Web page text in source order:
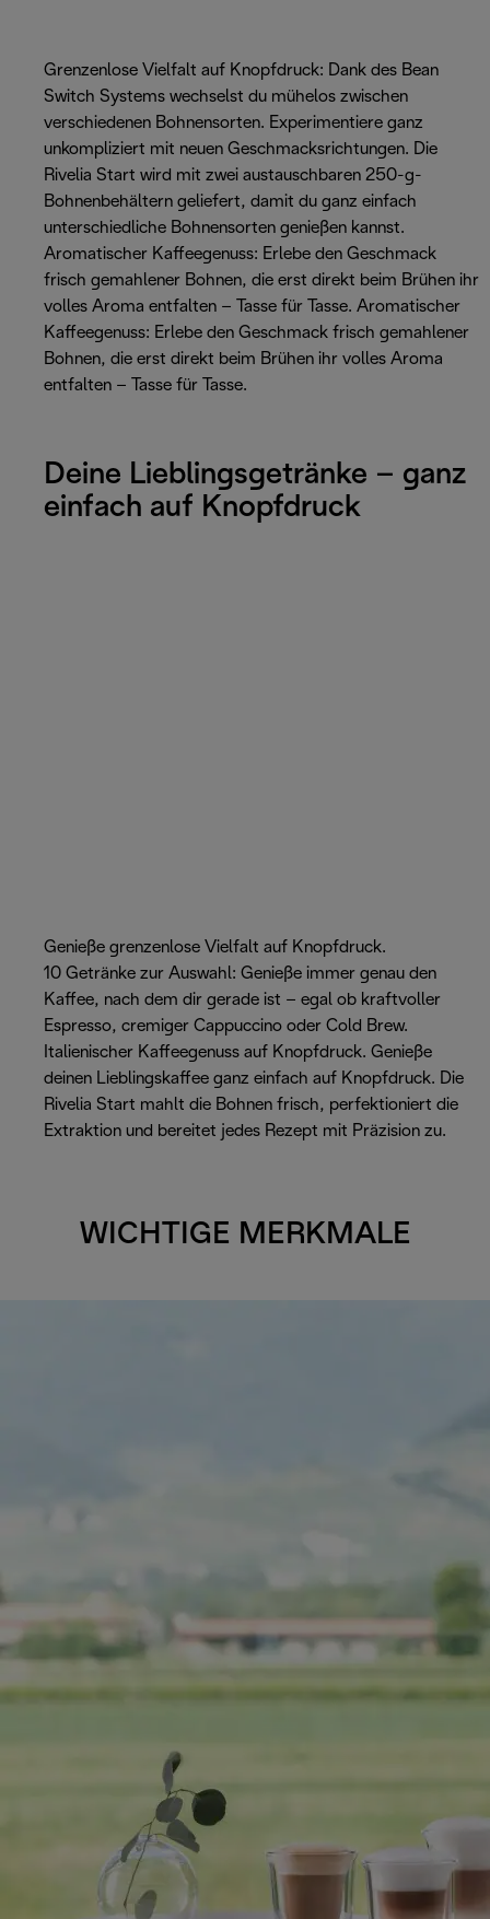
Grenzenlose Vielfalt auf Knopfdruck: Dank des Bean
Switch Systems wechselst du mühelos zwischen
verschiedenen Bohnensorten. Experimentiere ganz
unkompliziert mit neuen Geschmacksrichtungen. Die
Rivelia Start wird mit zwei austauschbaren 250-g-
Bohnenbehältern geliefert, damit du ganz einfach
unterschiedliche Bohnensorten genießen kannst.
Aromatischer Kaffeegenuss: Erlebe den Geschmack
frisch gemahlener Bohnen, die erst direkt beim Brühen ihr
volles Aroma entfalten – Tasse für Tasse. Aromatischer
Kaffeegenuss: Erlebe den Geschmack frisch gemahlener
Bohnen, die erst direkt beim Brühen ihr volles Aroma
entfalten – Tasse für Tasse.
Deine Lieblingsgetränke – ganz
einfach auf Knopfdruck
Genieße grenzenlose Vielfalt auf Knopfdruck.
10 Getränke zur Auswahl: Genieße immer genau den
Kaffee, nach dem dir gerade ist – egal ob kraftvoller
Espresso, cremiger Cappuccino oder Cold Brew.
Italienischer Kaffeegenuss auf Knopfdruck. Genieße
deinen Lieblingskaffee ganz einfach auf Knopfdruck. Die
Rivelia Start mahlt die Bohnen frisch, perfektioniert die
Extraktion und bereitet jedes Rezept mit Präzision zu.
WICHTIGE MERKMALE